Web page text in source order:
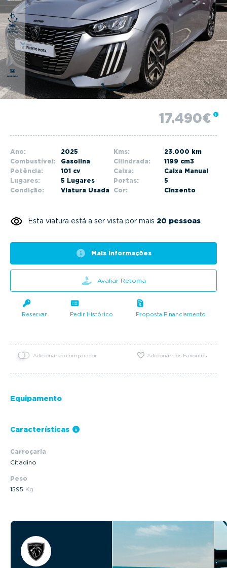
g
a
t
i
o
n
17.490€
Ano: 2025 Kms:
23.000 km
Combustível:
Gasolina Cilindrada:
1199 cm3
Potência:
101 cv Caixa:
Caixa Manual
Lugares:
5 Lugares Portas:
5
Condição:
Viatura Usada Cor: Cinzento
Esta viatura está a ser vista por mais 20 pessoas
Mais informações
Avaliar Retoma
Reservar Pedir Histórico Proposta Financiamento
Adicionar ao comparador Adicionar aos Favoritos
Equipamento
Características
Carroçaria
Citadino
Peso
1595 Kg